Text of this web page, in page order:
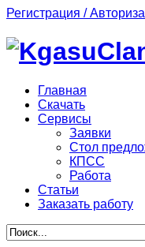
Регистрация /
Главная
Скачать
Сервисы
Заявки
Стол
КПСС
Работа
Статьи
Заказать работу